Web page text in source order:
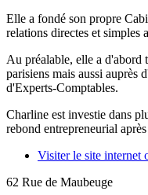
Elle a fondé son propre
relations directes et simples
Au préalable, elle a d'abord
parisiens mais aussi auprès
d'Experts-Comptables.
Charline est investie dans
rebond entrepreneurial
Visiter le site internet
62 Rue de Maubeuge